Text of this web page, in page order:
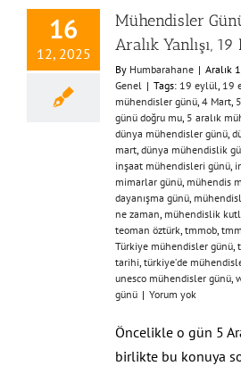
16
12, 2025
Mühendisler
Aralık Yanlışı,
By Humbarahane | Aralık
Genel | Tags: 19 eylül 19
mühendisler günü 4 Mart
günü doğru mu 5 aralık
dünya mühendisler günü
mart dünya mühendislik
inşaat mühendisleri günü
mimarlar günü mühendis
dayanışma günü
ne zaman mühendislik
teoman öztürk tmmob
Türkiye mühendisler günü
tarihi türkiye’de
unesco mühendisler günü
günü | Yorum yok
Öncelikle o gün 5
birlikte bu konuya